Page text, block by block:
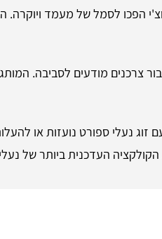
הפכו לסמל של מעמד
צרכנים מודעים לסביבה.
זוג נעלי ספורט נועזות או
העדכנית ביותר של